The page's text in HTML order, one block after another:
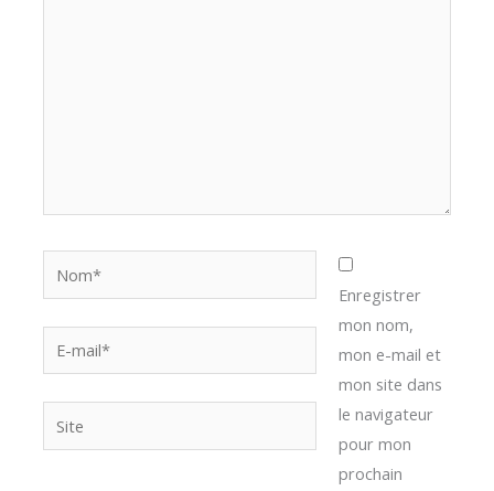
mail*
Enregistrer
mon nom,
mon e-mail et
mon site dans
le navigateur
pour mon
prochain